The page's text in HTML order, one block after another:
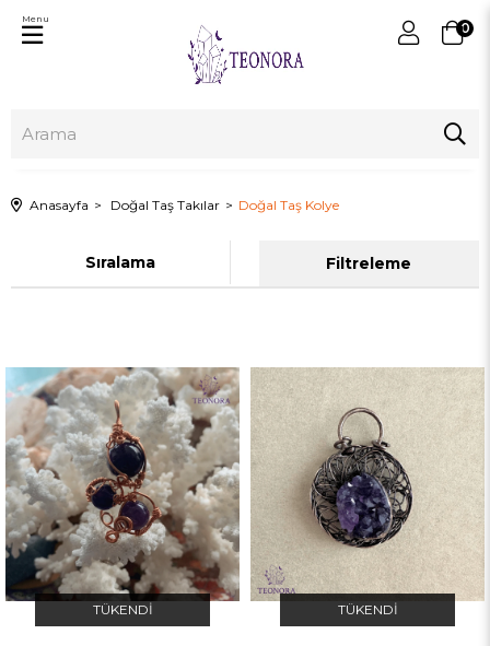
0
Menu
Anasayfa Doğal Taş Takılar Doğal Taş Kolye
Filtreleme
Sıralama
TÜKENDI TÜKENDI